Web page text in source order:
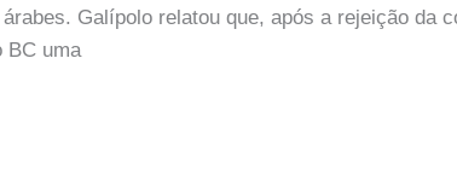
Galípolo relatou que, após a rejeição da
BC uma